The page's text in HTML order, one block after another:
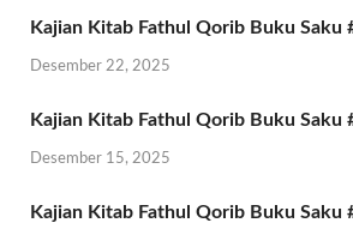
Kajian Kitab Fathul Qorib Buku Saku
Desember 22, 2025
Kajian Kitab Fathul Qorib Buku Saku
Desember 15, 2025
Kajian Kitab Fathul Qorib Buku Saku